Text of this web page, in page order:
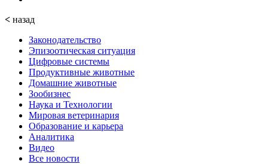
< назад
Законодательство
Эпизоотическая ситуация
Цифровые системы
Продуктивные животные
Домашние животные
Зообизнес
Наука и Технологии
Мировая ветеринария
Образование и карьера
Аналитика
Видео
Все новости